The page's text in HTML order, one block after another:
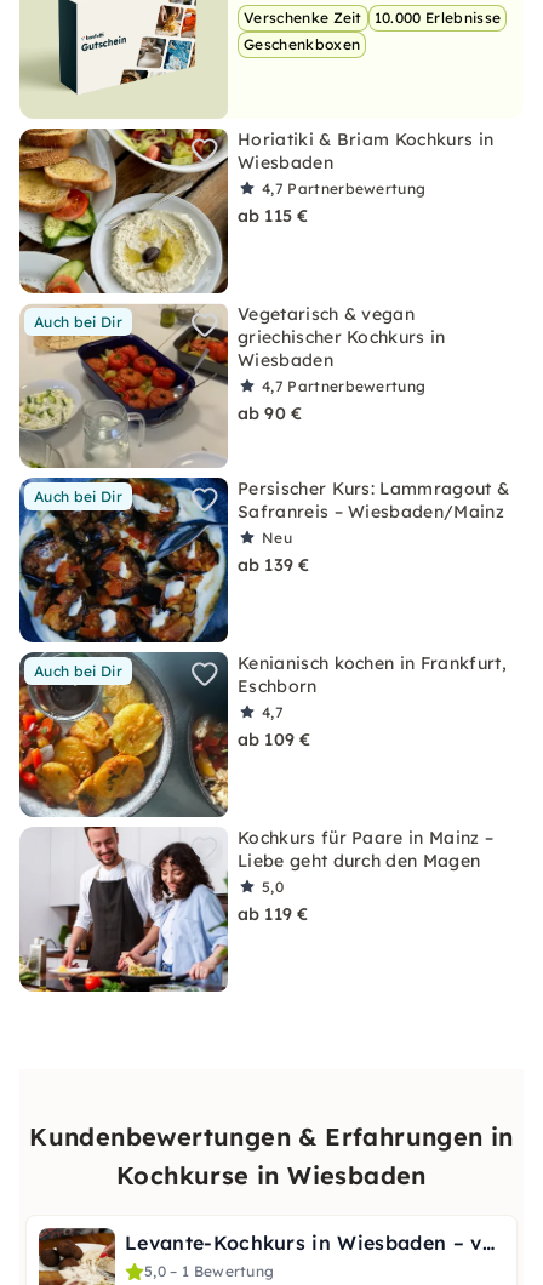
Verschenke Zeit
10.000 Erlebnisse
Geschenkboxen
Horiatiki & Briam Kochkurs in
Wiesbaden
4,7 Partnerbewertung
ab 115 €
Auch bei Dir
Vegetarisch & vegan
griechischer Kochkurs in
Wiesbaden
4,7 Partnerbewertung
ab 90 €
Auch bei Dir
Persischer Kurs: Lammragout &
Safranreis – Wiesbaden/Mainz
Neu
ab 139 €
Auch bei Dir
Kenianisch kochen in Frankfurt,
Eschborn
4,7
ab 109 €
Kochkurs für Paare in Mainz –
Liebe geht durch den Magen
5,0
ab 119 €
Kundenbewertungen & Erfahrungen in
Kochkurse in Wiesbaden
Levante-Kochkurs in Wiesbaden – vegetarisch & Tajine
5,0 – 1 Bewertung